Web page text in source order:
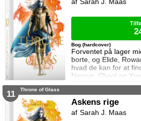
frygter Chaol og
Forventet på lager
borte, og Elide,
hvad de kan for at
Nesryn, Chaol og
der fører dem forbi
kæmper Aedion mod
styrker og sin vrede
Lysandra har
Bog (hardcover)
11 Throne of Glass
Askens rige
Sarah J. Maas